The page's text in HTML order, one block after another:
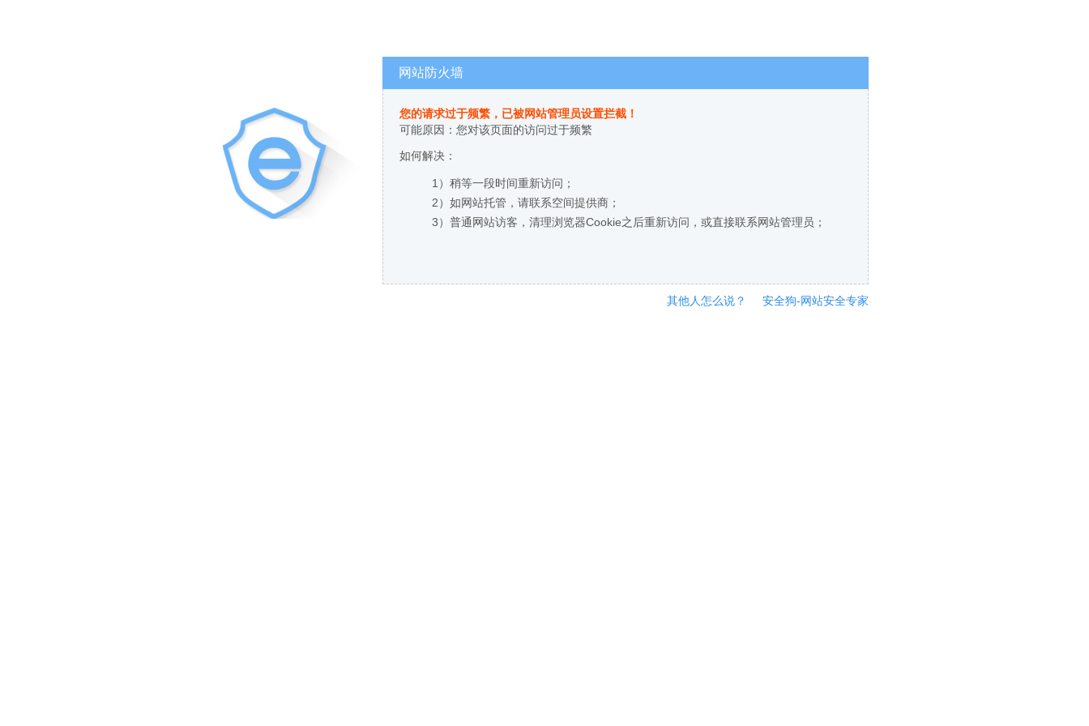
网站防火墙
您的请求过于频繁，已被网站管理员设置拦截！
可能原因：您对该页面的访问过于频繁
如何解决：
1）稍等一段时间重新访问；
2）如网站托管，请联系空间提供商；
3）普通网站访客，清理浏览器Cookie之后重新访问，或直接联系网站管理员；
其他人怎么说？ 安全狗-网站安全专家